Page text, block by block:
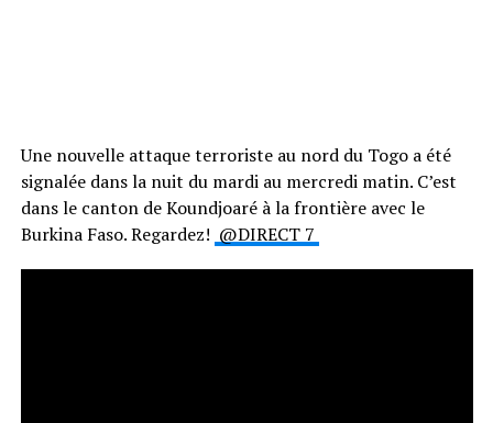
Une nouvelle attaque terroriste au nord du Togo a été
signalée dans la nuit du mardi au mercredi matin. C’est
dans le canton de Koundjoaré à la frontière avec le
Burkina Faso. Regardez! @DIRECT 7